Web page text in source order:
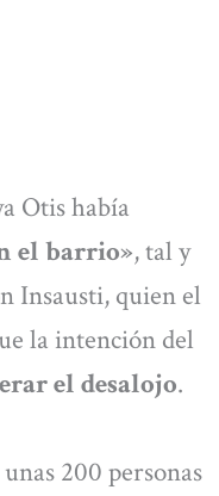
Otis había
el barrio», tal y
Insausti, quien el
la intención del
el desalojo.
200 personas